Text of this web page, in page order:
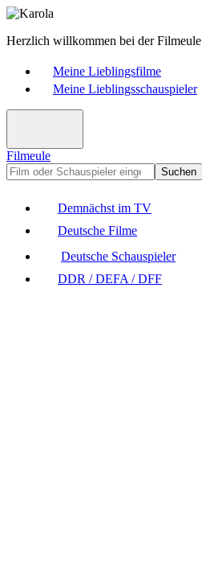
Herzlich willkommen bei der Filmeule
Meine Lieblingsfilme
Meine Lieblingsschauspieler
Filmeule
Suchen
Demnächst im TV
Deutsche Filme
Deutsche Schauspieler
DDR / DEFA / DFF